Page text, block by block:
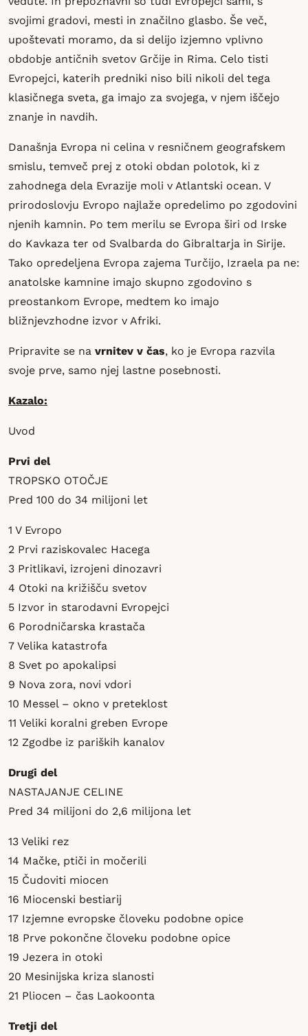
svojimi gradovi, mesti in značilno glasbo. Še več,
upoštevati moramo, da si delijo izjemno vplivno
obdobje antičnih svetov Grčije in Rima. Celo tisti
Evropejci, katerih predniki niso bili nikoli del tega
klasičnega sveta, ga imajo za svojega, v njem iščejo
znanje in navdih.
Današnja Evropa ni celina v resničnem geografskem
smislu, temveč prej z otoki obdan polotok, ki z
zahodnega dela Evrazije moli v Atlantski ocean. V
prirodoslovju Evropo najlaže opredelimo po zgodovini
njenih kamnin. Po tem merilu se Evropa širi od Irske
do Kavkaza ter od Svalbarda do Gibraltarja in Sirije.
Tako opredeljena Evropa zajema Turčijo, Izraela pa ne:
anatolske kamnine imajo skupno zgodovino s
preostankom Evrope, medtem ko imajo
bližnjevzhodne izvor v Afriki.
Pripravite se na vrnitev v čas, ko je Evropa razvila
svoje prve, samo njej lastne posebnosti.
Kazalo:
Uvod
Prvi del
TROPSKO OTOČJE
Pred 100 do 34 milijoni let
1 V Evropo
2 Prvi raziskovalec Hacega
3 Pritlikavi, izrojeni dinozavri
4 Otoki na križišču svetov
5 Izvor in starodavni Evropejci
6 Porodničarska krastača
7 Velika katastrofa
8 Svet po apokalipsi
9 Nova zora, novi vdori
10 Messel – okno v preteklost
11 Veliki koralni greben Evrope
12 Zgodbe iz pariških kanalov
Drugi del
NASTAJANJE CELINE
Pred 34 milijoni do 2,6 milijona let
13 Veliki rez
14 Mačke, ptiči in močerili
15 Čudoviti miocen
16 Miocenski bestiarij
17 Izjemne evropske človeku podobne opice
18 Prve pokončne človeku podobne opice
19 Jezera in otoki
20 Mesinijska kriza slanosti
21 Pliocen – čas Laokoonta
Tretji del